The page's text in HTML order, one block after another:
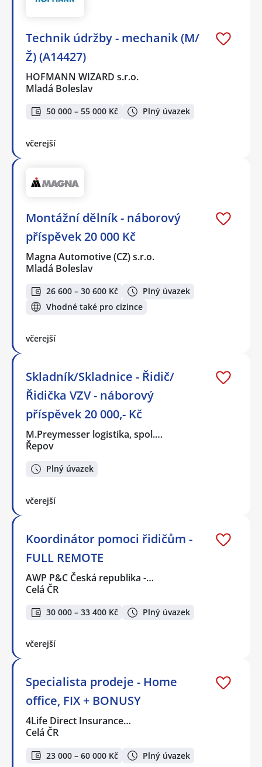
Technik údržby - mechanik (M/
Ž) (A14427)
HOFMANN WIZARD s.r.o.
Mladá Boleslav
50 000 – 55 000 Kč Plný úvazek
včerejší
Montážní dělník - náborový
příspěvek 20 000 Kč
Magna Automotive (CZ) s.r.o.
Mladá Boleslav
26 600 – 30 600 Kč
Plný úvazek
Vhodné také pro cizince
včerejší
Skladník/Skladnice - Řidič/
Řidička VZV - náborový
příspěvek 20 000,- Kč
M.Preymesser logistika, spol.…
Řepov
Plný úvazek
včerejší
Koordinátor pomoci řidičům -
FULL REMOTE
AWP P&C Česká republika -…
Celá ČR
30 000 – 33 400 Kč Plný úvazek
včerejší
Specialista prodeje - Home
office, FIX + BONUSY
4Life Direct Insurance…
Celá ČR
23 000 – 60 000 Kč Plný úvazek